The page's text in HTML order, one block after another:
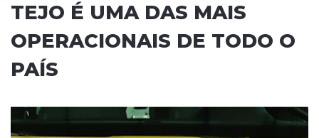
TEJO É UMA DAS MAIS
OPERACIONAIS DE TODO O
PAÍS